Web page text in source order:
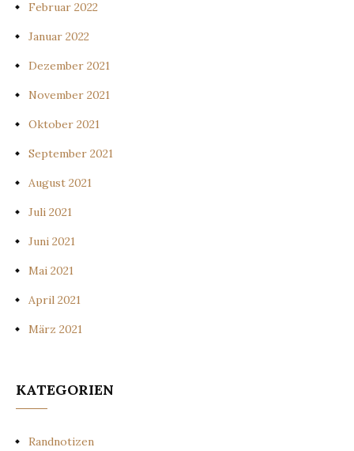
Februar 2022
Januar 2022
Dezember 2021
November 2021
Oktober 2021
September 2021
August 2021
Juli 2021
Juni 2021
Mai 2021
April 2021
März 2021
KATEGORIEN
Randnotizen